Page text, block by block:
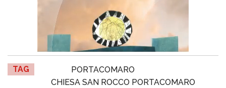
TAG
PORTACOMARO
CHIESA SAN ROCCO PORTACOMARO